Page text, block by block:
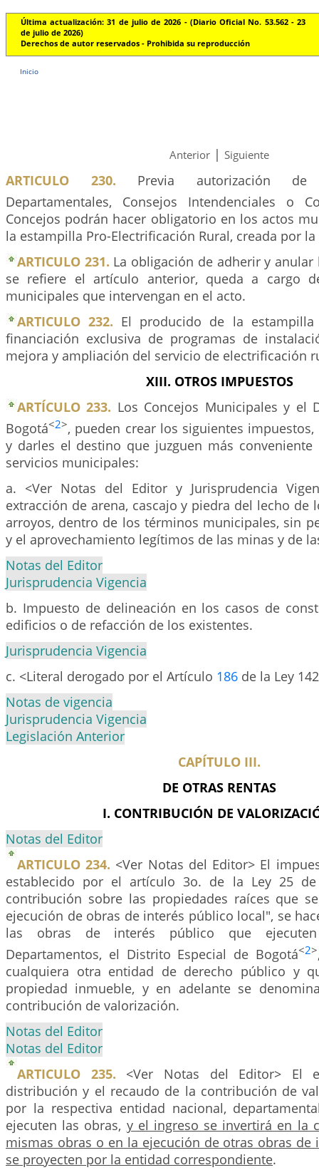
Última actualización: 31 de julio de 2026 - (Diario Oficial No. 53.562 - 23
de julio de 2026)
Derechos de autor reservados - Prohibida su reproducción
Inicio
Anterior | Siguiente
ARTICULO 230. Previa autorización de
Departamentales, Consejos Intendenciales o
Concejos podrán hacer obligatorio en los actos
la estampilla Pro-Electrificación Rural, creada por la
ARTICULO 231. La obligación de adherir y
se refiere el artículo anterior, queda a cargo
municipales que intervengan en el acto.
ARTICULO 232. El producido de la
financiación exclusiva de programas de
mejora y ampliación del servicio de electrificación
XIII. OTROS IMPUESTOS
ARTÍCULO 233. Los Concejos Municipales y el
Bogotá<2>, pueden crear los siguientes
y darles el destino que juzguen más
servicios municipales:
a. <Ver Notas del Editor y Jurisprudencia
extracción de arena, cascajo y piedra del lecho de
arroyos, dentro de los términos municipales, sin
y el aprovechamiento legítimos de las minas y de
Notas del Editor
Jurisprudencia Vigencia
b. Impuesto de delineación en los casos de
edificios o de refacción de los existentes.
Jurisprudencia Vigencia
c. <Literal derogado por el Artículo 186 de la Ley
Notas de vigencia
Jurisprudencia Vigencia
Legislación Anterior
CAPÍTULO III.
DE OTRAS RENTAS
I. CONTRIBUCIÓN DE
Notas del Editor
ARTICULO 234. <Ver Notas del Editor> El
establecido por el artículo 3o. de la Ley 25
contribución sobre las propiedades raíces que
ejecución de obras de interés público local", se
las obras de interés público que
Departamentos, el Distrito Especial de Bogotá<2>
cualquiera otra entidad de derecho público y
propiedad inmueble, y en adelante se
contribución de valorización.
Notas del Editor
Notas del Editor
ARTICULO 235. <Ver Notas del Editor> El
distribución y el recaudo de la contribución de
por la respectiva entidad nacional,
ejecuten las obras, y el ingreso se invertirá en la
mismas obras o en la ejecución de otras obras de
se proyecten por la entidad correspondiente.